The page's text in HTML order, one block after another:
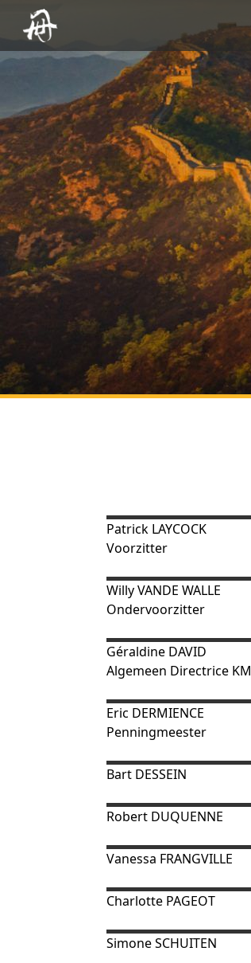
Patrick LAYCOCK
Voorzitter
WillyVANDE WALLE
Ondervoorzitter
Géraldine DAVID
Algemeen Directrice
Eric DERMIENCE
Penningmeester
Bart DESSEIN
Robert DUQUENNE
Vanessa FRANGVILLE
Charlotte PAGEOT
Simone SCHUITEN